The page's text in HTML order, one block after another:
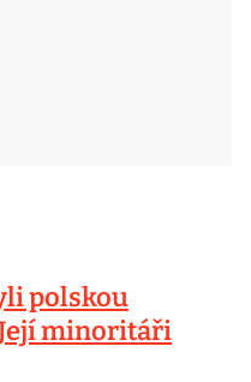
polskou
minoritáři